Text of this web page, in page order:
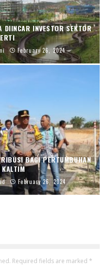
DIINCAR INVESTOR SEKTOR
February 26, 2024
BAGI PERTUMBUHAN
KALTIM
February 26, 2024
Required fields are marked *